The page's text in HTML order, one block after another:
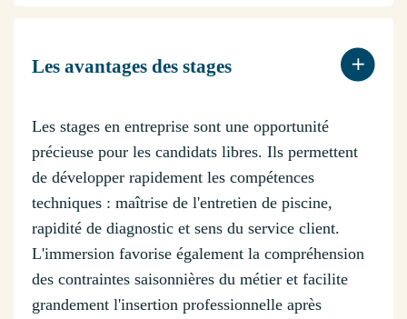
Les avantages des stages
Les stages en entreprise sont une opportunité
précieuse pour les candidats libres. Ils permettent
de développer rapidement les compétences
techniques : maîtrise de l'entretien de piscine,
rapidité de diagnostic et sens du service client.
L'immersion favorise également la compréhension
des contraintes saisonnières du métier et facilite
grandement l'insertion professionnelle après